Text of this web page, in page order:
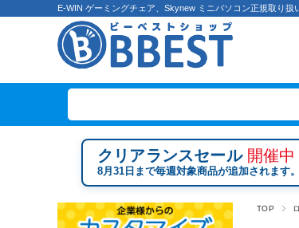
E-WIN ゲーミングチェア、Skynew ミニパソコン正規取り
クリアランスセール 開催中
8月31日まで毎週対象商品が追加されます。
TOP